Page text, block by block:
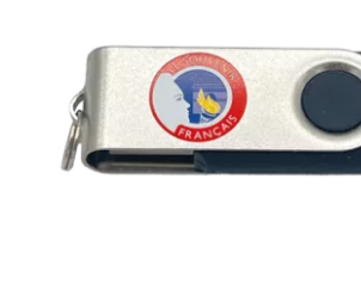
AJOUTER AU PANIER
DÉTAILS